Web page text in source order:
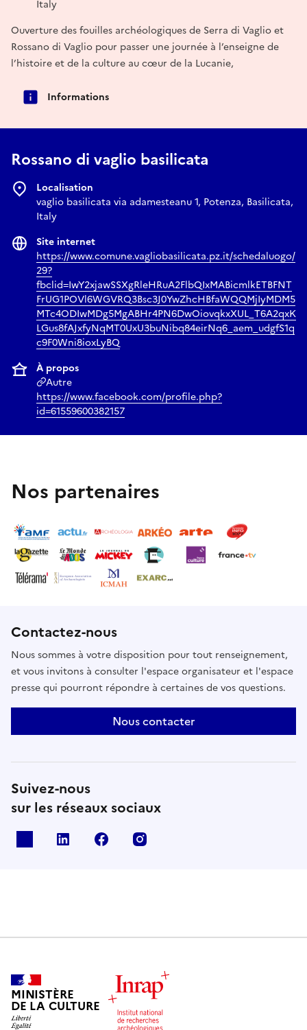
Italy
Ouverture des fouilles archéologiques de Serra di Vaglio et
Rossano di Vaglio pour passer une journée à l’enseigne de
l’histoire et de la culture au cœur de la Lucanie,
Informations
Rossano di vaglio basilicata
Localisation
vaglio basilicata via adamesteanu 1, Potenza, Basilicata,
Italy
Site internet
https://www.comune.vagliobasilicata.pz.it/schedaluogo/
29?
fbclid=IwY2xjawSSXgRleHRuA2FlbQIxMABicmlkETBFNT
FrUG1POVl6WGVRQ3Bsc3J0YwZhcHBfaWQQMjIyMDM5
MTc4ODIwMDg5MgABHr4PN6DwOiovqkxXUL_T6A2qxK
LGus8fAJxfyNqMT0UxU3buNibq84eirNq6_aem_udgfS1q
c9F0Wni8ioxLyBQ
À propos
Autre
https://www.facebook.com/profile.php?
id=61559600382157
Nos partenaires
Contactez-nous
Nous sommes à votre disposition pour tout renseignement,
et vous invitons à consulter l'espace organisateur et l'espace
presse qui pourront répondre à certaines de vos questions.
Nous contacter
Suivez-nous
sur les réseaux sociaux
Linkedin Facebook
MINISTÈRE
DE LA CULTURE